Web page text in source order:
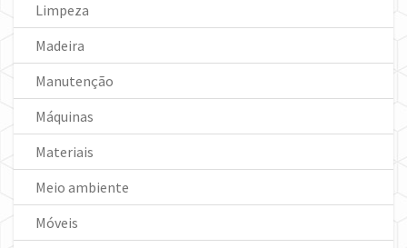
Limpeza
Madeira
Manutenção
Máquinas
Materiais
Meio ambiente
Móveis